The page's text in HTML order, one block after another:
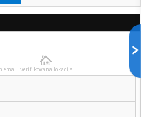
email verifikovana lokacija